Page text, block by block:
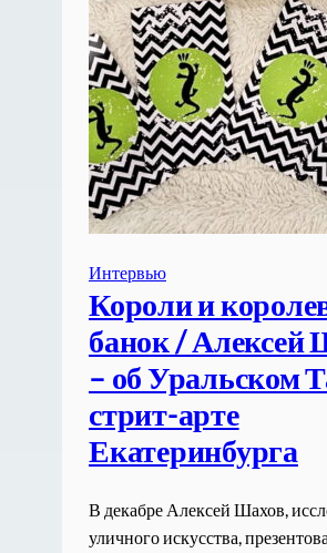
Интервью
Короли и
банок / Алексей
– об Уральском
стрит-арте
Екатеринбурга
В декабре Алексей Шахов,
уличного искусства,